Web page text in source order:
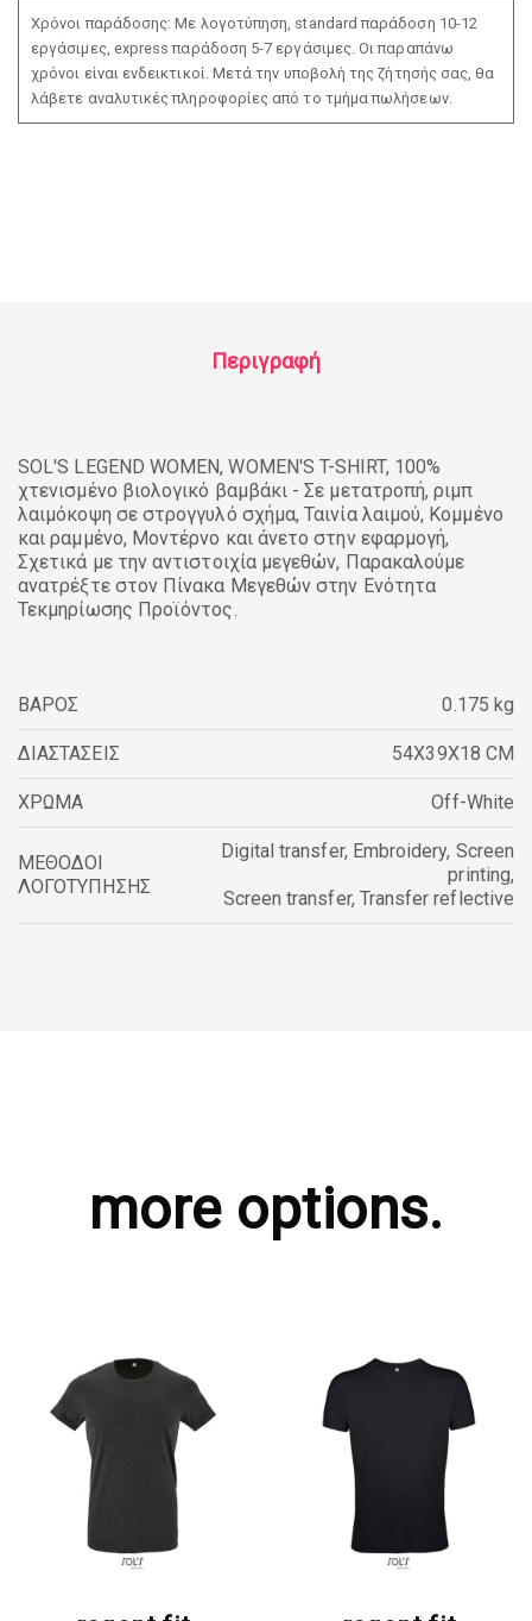
Χρόνοι παράδοσης: Με λογοτύπηση, standard παράδοση 10-12
εργάσιμες, express παράδοση 5-7 εργάσιμες. Οι παραπάνω
χρόνοι είναι ενδεικτικοί. Μετά την υποβολή της ζήτησής σας, θα
λάβετε αναλυτικές πληροφορίες από το τμήμα πωλήσεων.
Περιγραφή
SOL'S LEGEND WOMEN, WOMEN'S T-SHIRT, 100%
χτενισμένο βιολογικό βαμβάκι - Σε μετατροπή, ριμπ
λαιμόκοψη σε στρογγυλό σχήμα, Ταινία λαιμού, Κομμένο
και ραμμένο, Μοντέρνο και άνετο στην εφαρμογή,
Σχετικά με την αντιστοιχία μεγεθών, Παρακαλούμε
ανατρέξτε στον Πίνακα Μεγεθών στην Ενότητα
Τεκμηρίωσης Προϊόντος.
ΒΑΡΟΣ 0.175 kg
ΔΙΑΣΤΑΣΕΙΣ 54X39X18 CM
ΧΡΩΜΑ Off-White
ΜΕΘΟΔΟΙ
ΛΟΓΟΤΥΠΗΣΗΣ
Digital transfer, Embroidery, Screen
printing,
Screen transfer, Transfer reflective
more options.